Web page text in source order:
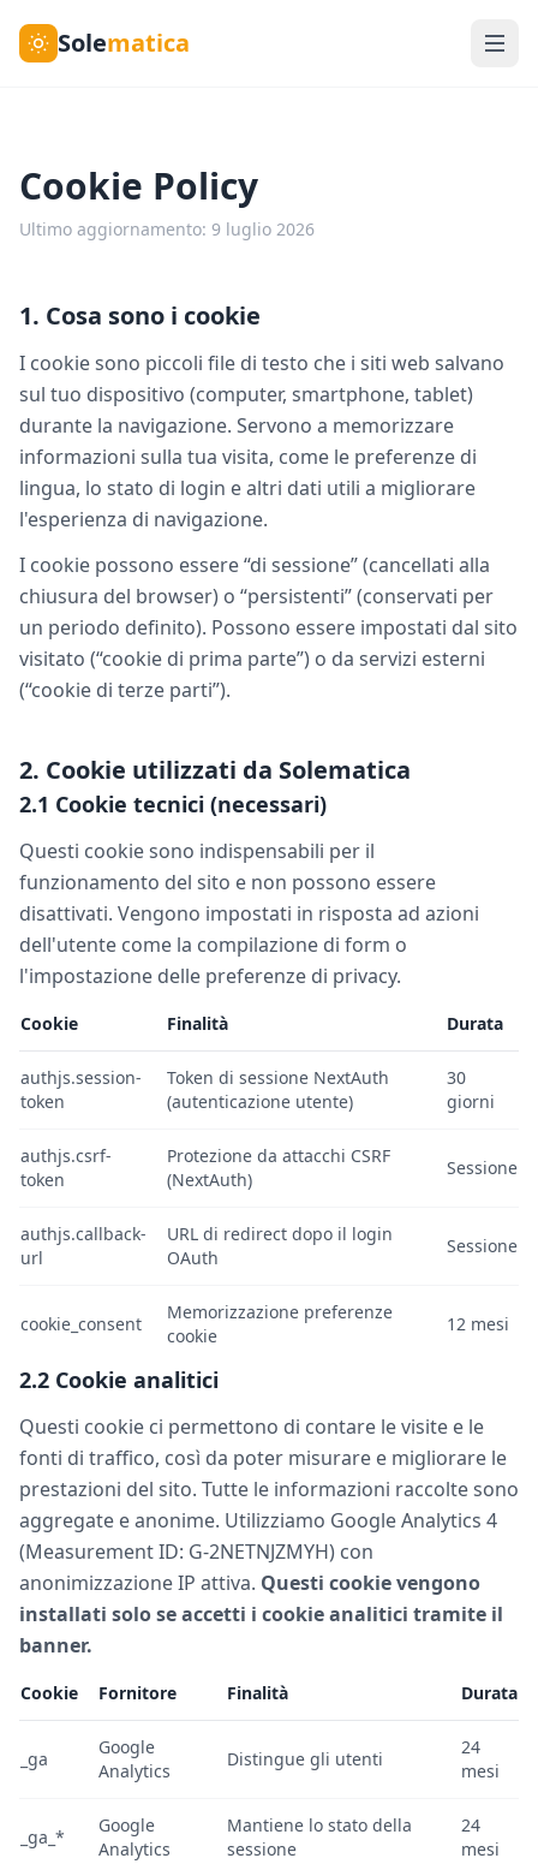
Solematica
Cookie Policy
Ultimo aggiornamento: 9 luglio 2026
1. Cosa sono i cookie
I cookie sono piccoli file di testo che i siti web salvano
sul tuo dispositivo (computer, smartphone, tablet)
durante la navigazione. Servono a memorizzare
informazioni sulla tua visita, come le preferenze di
lingua, lo stato di login e altri dati utili a migliorare
l'esperienza di navigazione.
I cookie possono essere “di sessione” (cancellati alla
chiusura del browser) o “persistenti” (conservati per
un periodo definito). Possono essere impostati dal sito
visitato (“cookie di prima parte”) o da servizi esterni
(“cookie di terze parti”).
2. Cookie utilizzati da Solematica
2.1 Cookie tecnici (necessari)
Questi cookie sono indispensabili per il
funzionamento del sito e non possono essere
disattivati. Vengono impostati in risposta ad azioni
dell'utente come la compilazione di form o
l'impostazione delle preferenze di privacy.
Cookie Finalità Durata
authjs.session-
token
Token di sessione NextAuth
(autenticazione utente)
30
giorni
authjs.csrf-
token
Protezione da attacchi CSRF
(NextAuth)
Sessione
authjs.callback-
url
URL di redirect dopo il login
OAuth
Sessione
cookie_consent
Memorizzazione preferenze
cookie
12 mesi
2.2 Cookie analitici
Questi cookie ci permettono di contare le visite e le
fonti di traffico, così da poter misurare e migliorare le
prestazioni del sito. Tutte le informazioni raccolte sono
aggregate e anonime. Utilizziamo Google Analytics 4
(Measurement ID: G-2NETNJZMYH) con
anonimizzazione IP attiva. Questi cookie vengono
installati solo se accetti i cookie analitici tramite il
banner.
Cookie Fornitore Finalità Durata
_ga
Google
Analytics
Distingue gli utenti
24
mesi
_ga_*
Google
Analytics
Mantiene lo stato della
sessione
24
mesi